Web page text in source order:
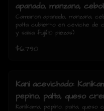
apanado, manzana,
palta cubierto en
camarón y salsa fuji(10
Camarón apanado, manzana,
palta cubierto en ceviche de
y salsa fuji(10 piezas)
$6.790
Kani acevichado:
pepino, palta, queso
envuelto en camarón y
Kanikama, pepino, palta, queso